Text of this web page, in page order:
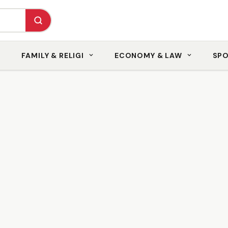
FAMILY & RELIGI ECONOMY & LAW